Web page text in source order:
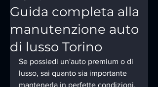
Guida completa alla
manutenzione auto
di lusso Torino
Se possiedi un'auto premium o di
lusso, sai quanto sia importante
mantenerla in perfette condizioni.